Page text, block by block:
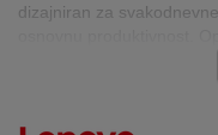
dizajniran za